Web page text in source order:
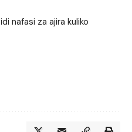
nafasi za ajira kuliko